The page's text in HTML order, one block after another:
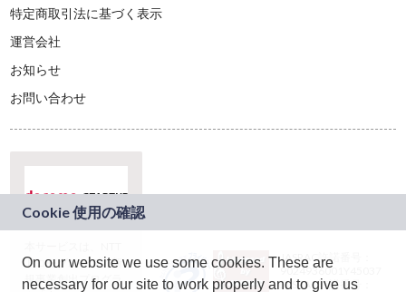
特定商取引法に基づく表示
運営会社
お知らせ
お問い合わせ
ドコモグループの新
規事業創出プログラ
JASRAC許諾番号：
9024936001Y45037
JASRAC許諾番号：
On our website we use some cookies. These are
necessary for our site to work properly and to give us